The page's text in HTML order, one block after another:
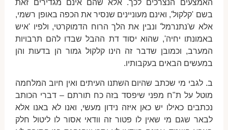
האמצעים הנצרכים לכך. אלא שהם אינם מגדירים זאת
בשם 'קלקול', ואינם מעוניינים שנסיר את הכפה באופן רשמי,
אלא ש'נתנרמל' ונבין את הלך הרוח הדמוקרטי, ולפיו 'איש
באמונתו יחיה', שהוא יסוד דת ההבל שבדו להם תרבויות
המערב, וכמובן שדבר זה הינו קלקול גמור הן בדעות והן
במעשים הבאים בעקבותיו.
ב. לגבי מי שכתב שהיום השתנו העיתים ואין חיוב המלחמה
מוטל על ת"ח מפני שיפסד בזה כח תורתם – דברי הכותב
נכתבים כאילו יש כאן איזה נידון מעשי, ואנו לא באנו אלא
לבאר שגם מי שאין לו פטור זה וודאי אסור לו ליטול חלק